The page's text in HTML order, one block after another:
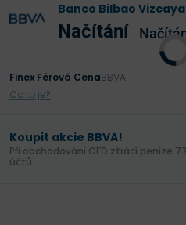
Banco Bilbao
Načítání
Finex Férová CenaBBVA
Co to je?
Koupit akcie BBVA!
Při obchodování CFD ztrácí peníze
účtů.